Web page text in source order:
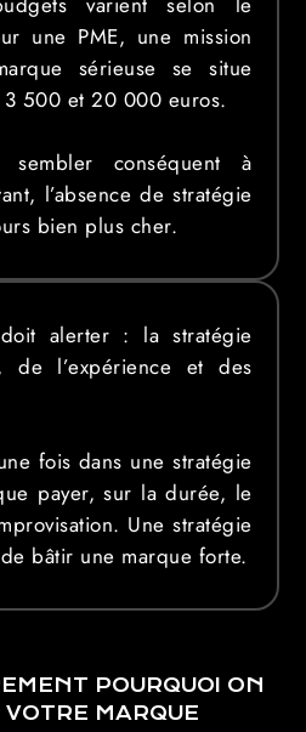
une PME, une mission
sérieuse se situe
500 et 20 000 euros.
conséquent à
l’absence de stratégie
bien plus cher.
alerter : la stratégie
de l’expérience et des
fois dans une stratégie
payer, sur la durée, le
Une stratégie
bâtir une marque forte.
POURQUOI ON
MARQUE